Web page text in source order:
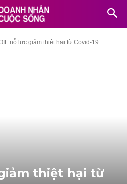
nỗ lực giảm thiệt hại từ Covid-19
thiệt hại từ